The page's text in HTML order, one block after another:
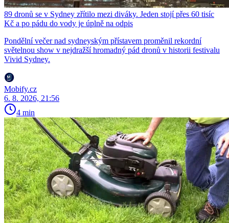
89 dronů se v Sydney zřítilo mezi diváky. Jeden stojí přes 60 tisíc
Kč a po pádu do vody je úplně na odpis
Pondělní večer nad sydneyským přístavem proměnil rekordní
světelnou show v nejdražší hromadný pád dronů v historii festivalu
Vivid Sydney.
Mobify.cz
6. 8. 2026, 21:56
4 min